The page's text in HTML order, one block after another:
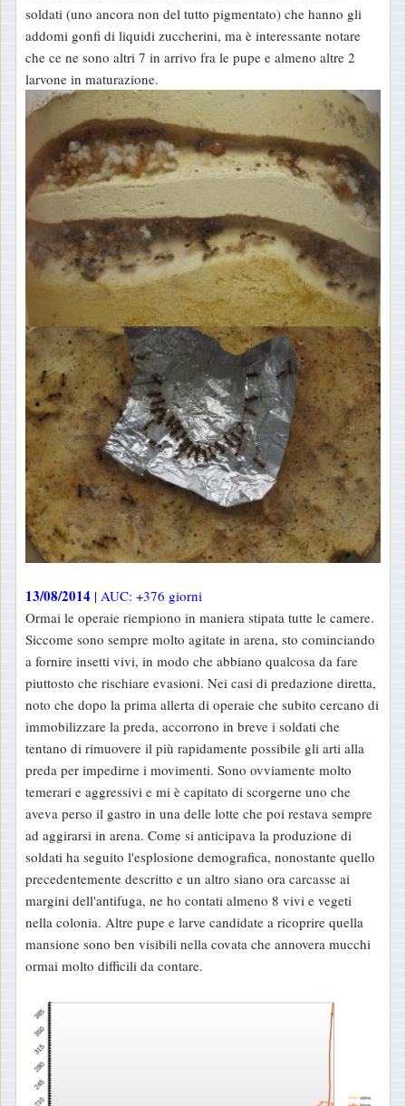
soldati (uno ancora non del tutto pigmentato) che hanno gli
addomi gonfi di liquidi zuccherini, ma è interessante notare
che ce ne sono altri 7 in arrivo fra le pupe e almeno altre 2
larvone in maturazione.
13/08/2014 | AUC: +376 giorni
Ormai le operaie riempiono in maniera stipata tutte le camere.
Siccome sono sempre molto agitate in arena, sto cominciando
a fornire insetti vivi, in modo che abbiano qualcosa da fare
piuttosto che rischiare evasioni. Nei casi di predazione diretta,
noto che dopo la prima allerta di operaie che subito cercano di
immobilizzare la preda, accorrono in breve i soldati che
tentano di rimuovere il più rapidamente possibile gli arti alla
preda per impedirne i movimenti. Sono ovviamente molto
temerari e aggressivi e mi è capitato di scorgerne uno che
aveva perso il gastro in una delle lotte che poi restava sempre
ad aggirarsi in arena. Come si anticipava la produzione di
soldati ha seguito l'esplosione demografica, nonostante quello
precedentemente descritto e un altro siano ora carcasse ai
margini dell'antifuga, ne ho contati almeno 8 vivi e vegeti
nella colonia. Altre pupe e larve candidate a ricoprire quella
mansione sono ben visibili nella covata che annovera mucchi
ormai molto difficili da contare.